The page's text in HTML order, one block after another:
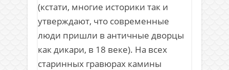
(кстати, многие историки так и
утверждают, что современные
люди пришли в античные дворцы
как дикари, в 18 веке). На всех
старинных гравюрах камины